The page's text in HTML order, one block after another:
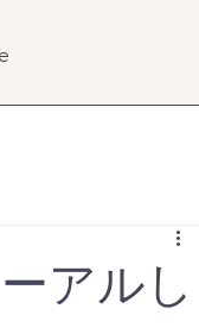
アルし